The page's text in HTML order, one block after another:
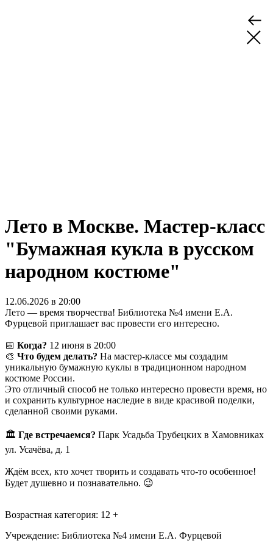
Лето в Москве. Мастер-класс
"Бумажная кукла в русском
народном костюме"
12.06.2026 в 20:00
Лето — время творчества! Библиотека №4 имени Е.А.
Фурцевой приглашает вас провести его интересно.
📅 Когда? 12 июня в 20:00
🎨 Что будем делать? На мастер-классе мы создадим
уникальную бумажную куклы в традиционном народном
костюме России.
Это отличный способ не только интересно провести время, но
и сохранить культурное наследие в виде красивой поделки,
сделанной своими руками.
🏛️ Где встречаемся? Парк Усадьба Трубецких в Хамовниках
ул. Усачёва, д. 1
Ждём всех, кто хочет творить и создавать что-то особенное!
Будет душевно и познавательно. 😉
Возрастная категория: 12 +
Учреждение: Библиотека №4 имени Е.А. Фурцевой